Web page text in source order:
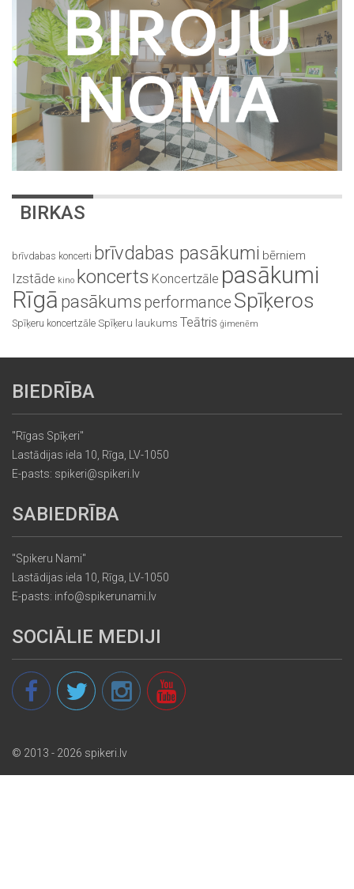
BIRKAS
brīvdabas koncerti brīvdabas pasākumi bērniem
Izstāde kino koncerts Koncertzāle pasākumi
Rīgā pasākums performance Spīķeros
Spīķeru koncertzāle Spīķeru laukums Teātris ģimenēm
BIEDRĪBA
"Rīgas Spīķeri"
Lastādijas iela 10, Rīga, LV-1050
E-pasts: spikeri@spikeri.lv
SABIEDRĪBA
"Spikeru Nami"
Lastādijas iela 10, Rīga, LV-1050
E-pasts: info@spikerunami.lv
SOCIĀLIE MEDIJI
© 2013 - 2026 spikeri.lv